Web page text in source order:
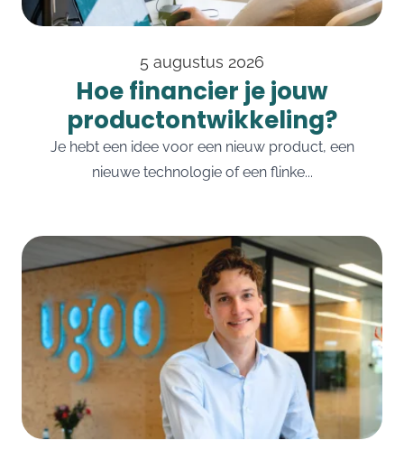
5 augustus 2026
Hoe financier je jouw
productontwikkeling?
Je hebt een idee voor een nieuw product, een
nieuwe technologie of een flinke...